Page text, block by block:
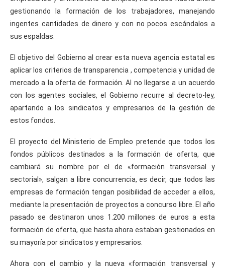
gestionando la formación de los trabajadores, manejando
ingentes cantidades de dinero y con no pocos escándalos a
sus espaldas.
El objetivo del Gobierno al crear esta nueva agencia estatal es
aplicar los criterios de transparencia , competencia y unidad de
mercado a la oferta de formación. Al no llegarse a un acuerdo
con los agentes sociales, el Gobierno recurre al decreto-ley,
apartando a los sindicatos y empresarios de la gestión de
estos fondos.
El proyecto del Ministerio de Empleo pretende que todos los
fondos públicos destinados a la formación de oferta, que
cambiará su nombre por el de «formación transversal y
sectorial», salgan a libre concurrencia, es decir, que todos las
empresas de formación tengan posibilidad de acceder a ellos,
mediante la presentación de proyectos a concurso libre. El año
pasado se destinaron unos 1.200 millones de euros a esta
formación de oferta, que hasta ahora estaban gestionados en
su mayoría por sindicatos y empresarios.
Ahora con el cambio y la nueva «formación transversal y